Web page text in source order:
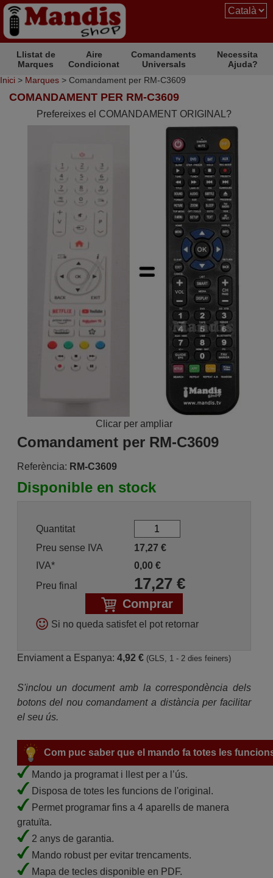
Llistat de
Marques
Aire
Condicionat
Comandaments
Universals
Necessita
Ajuda?
Inici > Marques > Comandament per RM-C3609
COMANDAMENT PER RM-C3609
Prefereixes el COMANDAMENT ORIGINAL?
Clicar per ampliar
Comandament per RM-C3609
Referència: RM-C3609
Disponible en stock
Quantitat
Preu sense IVA
17,27 €
IVA*
0,00 €
Preu final
17,27€
Comprar
Si no queda satisfet el pot retornar
Enviament a Espanya: 4,92 € (GLS, 1 - 2 dies feiners)
S'inclou un document amb la correspondència dels
botons del nou comandament a distància per facilitar
el seu ús.
Com puc saber que el mando fa totes les
Mando ja programat i llest per a l’ús.
Disposa de totes les funcions de l'original.
Permet programar fins a 4 aparells de manera
gratuïta.
2 anys de garantia.
Mando robust per evitar trencaments.
Mapa de tecles disponible en PDF.